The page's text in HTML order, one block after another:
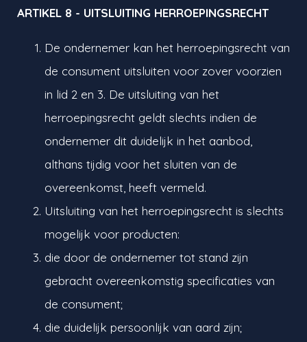
ARTIKEL 8 - UITSLUITING HERROEPINGSRECHT
De ondernemer kan het herroepingsrecht van
de consument uitsluiten voor zover voorzien
in lid 2 en 3. De uitsluiting van het
herroepingsrecht geldt slechts indien de
ondernemer dit duidelijk in het aanbod,
althans tijdig voor het sluiten van de
overeenkomst, heeft vermeld.
Uitsluiting van het herroepingsrecht is slechts
mogelijk voor producten:
die door de ondernemer tot stand zijn
gebracht overeenkomstig specificaties van
de consument;
die duidelijk persoonlijk van aard zijn;